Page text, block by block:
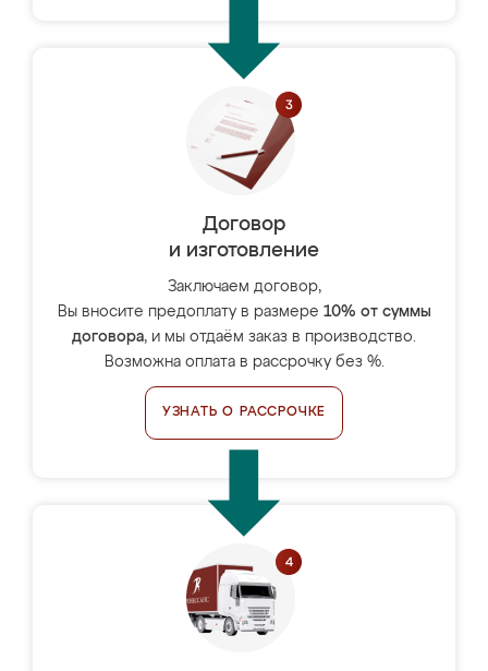
Договор
и изготовление
Заключаем договор,
Вы вносите предоплату в размере 10% от суммы
договора, и мы отдаём заказ в производство.
Возможна оплата в рассрочку без %.
УЗНАТЬ О РАССРОЧКЕ